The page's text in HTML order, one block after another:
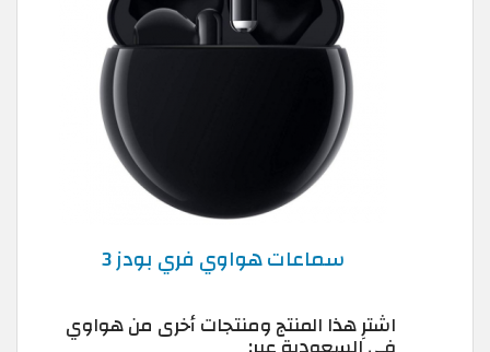
سماعات هواوي فري بودز 3
اشترِ هذا المنتج ومنتجات أخرى من هواوي